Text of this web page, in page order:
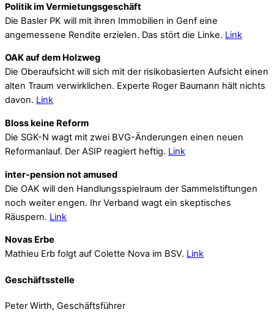
Politik im Vermietungsgeschäft
Die Basler PK will mit ihren Immobilien in Genf eine
angemessene Rendite erzielen. Das stört die Linke. Link
OAK auf dem Holzweg
Die Oberaufsicht will sich mit der risikobasierten Aufsicht einen
alten Traum verwirklichen. Experte Roger Baumann hält nichts
davon. Link
Bloss keine Reform
Die SGK-N wagt mit zwei BVG-Änderungen einen neuen
Reformanlauf. Der ASIP reagiert heftig. Link
inter-pension not amused
Die OAK will den Handlungsspielraum der Sammelstiftungen
noch weiter engen. Ihr Verband wagt ein skeptisches
Räuspern. Link
Novas Erbe
Mathieu Erb folgt auf Colette Nova im BSV. Link
Geschäftsstelle
Peter Wirth, Geschäftsführer